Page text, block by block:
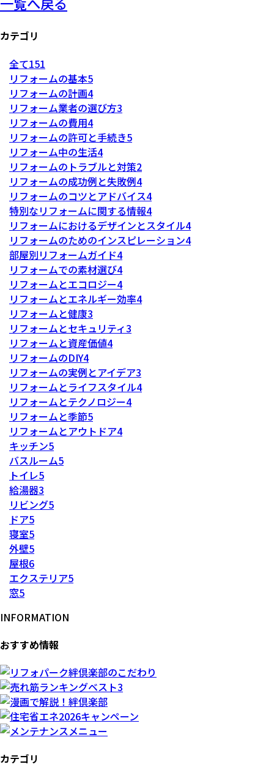
カテゴリ
全て151
リフォームの基本5
リフォームの計画4
リフォーム業者の選び方3
リフォームの費用4
リフォームの許可と手続き5
リフォーム中の生活4
リフォームのトラブルと対策2
リフォームの成功例と失敗例4
リフォームのコツとアドバイス4
特別なリフォームに関する情報4
リフォームにおけるデザインとスタイル4
リフォームのためのインスピレーション4
部屋別リフォームガイド4
リフォームでの素材選び4
リフォームとエコロジー4
リフォームとエネルギー効率4
リフォームと健康3
リフォームとセキュリティ3
リフォームと資産価値4
リフォームのDIY4
リフォームの実例とアイデア3
リフォームとライフスタイル4
リフォームとテクノロジー4
リフォームと季節5
リフォームとアウトドア4
キッチン5
バスルーム5
トイレ5
給湯器3
リビング5
ドア5
寝室5
外壁5
屋根6
エクステリア5
窓5
INFORMATION
おすすめ情報
カテゴリ